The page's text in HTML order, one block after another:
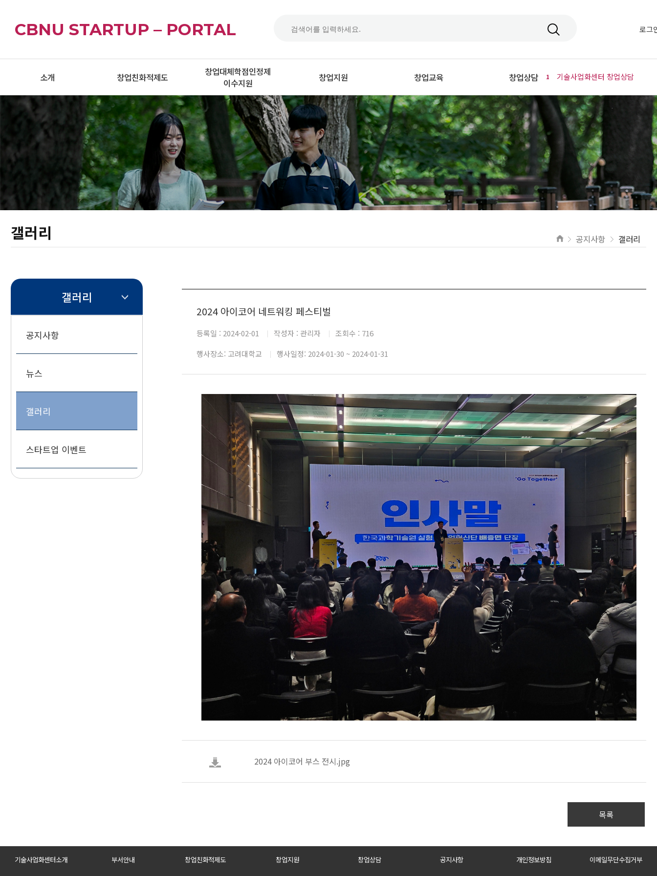
CBNU STARTUP – PORTAL 로그
소개
창업캘린더
창업친화적제도
교원 창업친화적
인사제도
학생 창업친화적
학사제도
창업대체학점인정제
이수지원
창업대체학점인정제
이수신청
창업대체학점인정제
이수인정 서류제출
창업지원
실험실창업지원
LINC3.0사업단
이노폴리스캠퍼스 사업
(강소특구지원사업)
창업교육
학생창업강좌
일반인 창업강좌
창업상담
상담방법
- 기술사업화센터 창업상담
- 창업지원단 창업상담
공지사항
1 기술사업화센터 창업상담
공지사항 갤러리
갤러리
갤러리
공지사항
뉴스
갤러리
스타트업 이벤트
2024 아이코어 네트워킹 페스티벌
등록일 : 2024-02-01 작성자 : 관리자 조회수 : 716
행사장소: 고려대학교
행사일정: 2024-01-30 ~ 2024-01-31
2024 아이코어 부스 전시.jpg
목록
기술사업화센터소개 부서안내 창업친화적제도 창업지원 창업상담 공지사항 개인정보방침 이메일무단수집거부